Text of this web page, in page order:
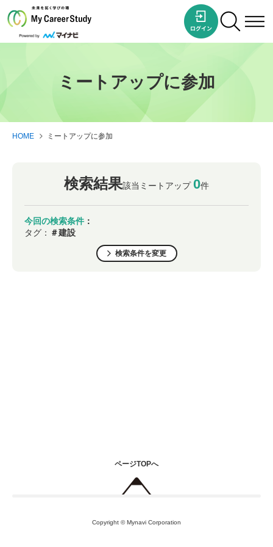
ミートアップに参加
HOME ミートアップに参加
検索結果該当ミートアップ0件
今回の検索条件 ：
タグ： ＃建設
検索条件を変更
ページTOPへ
Copyright © Mynavi Corporation